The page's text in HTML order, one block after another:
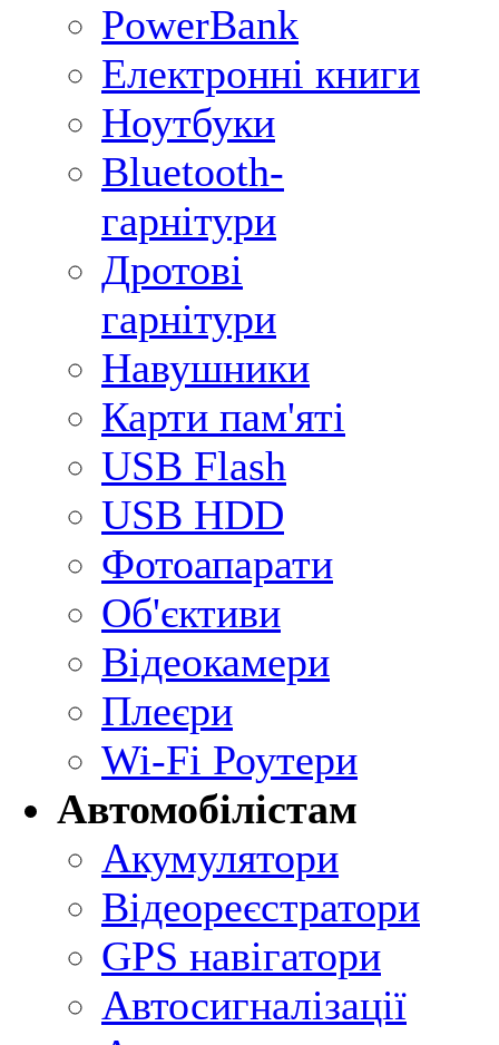
PowerBank
Електронні книги
Ноутбуки
Bluetooth-
гарнітури
Дротові
гарнітури
Навушники
Карти пам'яті
USB Flash
USB HDD
Фотоапарати
Об'єктиви
Відеокамери
Плеєри
Wi-Fi Роутери
Автомобілістам
Акумулятори
Відеореєстратори
GPS навігатори
Автосигналізації